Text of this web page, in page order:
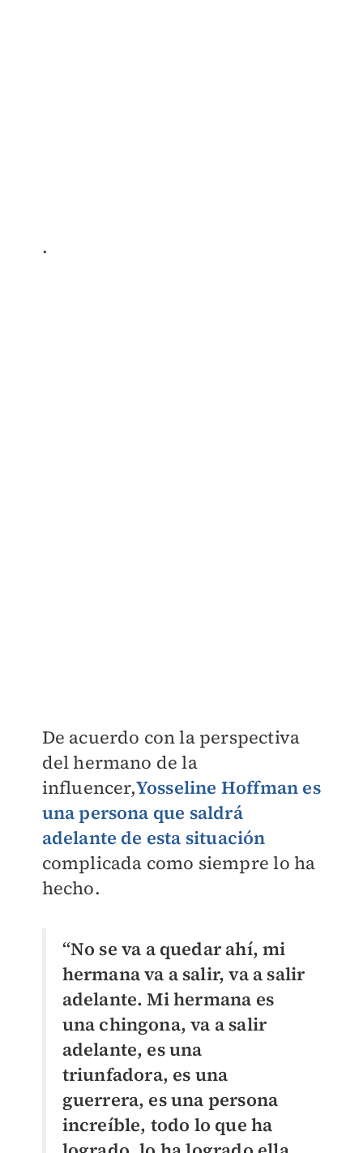
.
De acuerdo con la perspectiva
del hermano de la
influencer,Yosseline Hoffman es
una persona que saldrá
adelante de esta situación
complicada como siempre lo ha
hecho.
“No se va a quedar ahí, mi
hermana va a salir, va a salir
adelante. Mi hermana es
una chingona, va a salir
adelante, es una
triunfadora, es una
guerrera, es una persona
increíble, todo lo que ha